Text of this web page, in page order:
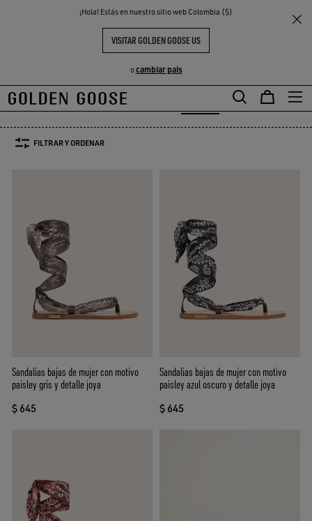
¡Hola! Estás en nuestro sitio web Colombia ($)
VISITAR GOLDEN GOOSE US
ocambiar pais
THE
COMMUNITY
Sandalias
SANDALIAS MUJER
y Botines
y Botines
Mocasines & Bailarinas
Mocasines & BailarinasSandalias
Ver Todo
FILTRAR Y ORDENAR
Sandalias bajas de mujer con motivo
paisley gris y detalle joya
$ 645
Sandalias bajas de mujer con motivo
paisley azul oscuro y detalle joya
$ 645